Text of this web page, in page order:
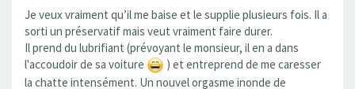
Je veux vraiment qu’il me baise et le supplie plusieurs fois. Il a
sorti un préservatif mais veut vraiment faire durer.
Il prend du lubrifiant (prévoyant le monsieur, il en a dans
l'accoudoir de sa voiture
) et entreprend de me caresser
la chatte intensément. Un nouvel orgasme inonde de